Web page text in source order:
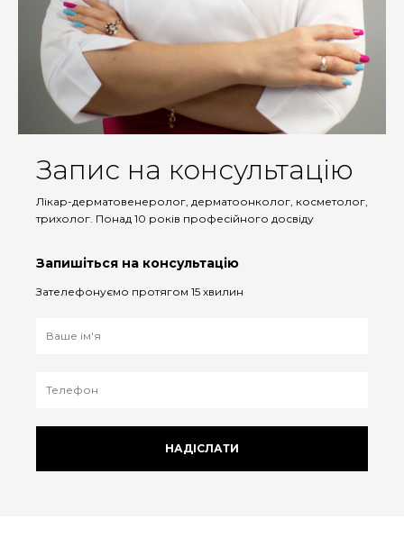
Запис на консультацію
Лікар-дерматовенеролог, дерматоонколог, косметолог,
трихолог. Понад 10 років професійного досвіду
Запишіться на консультацію
Зателефонуємо протягом 15 хвилин
НАДІСЛАТИ